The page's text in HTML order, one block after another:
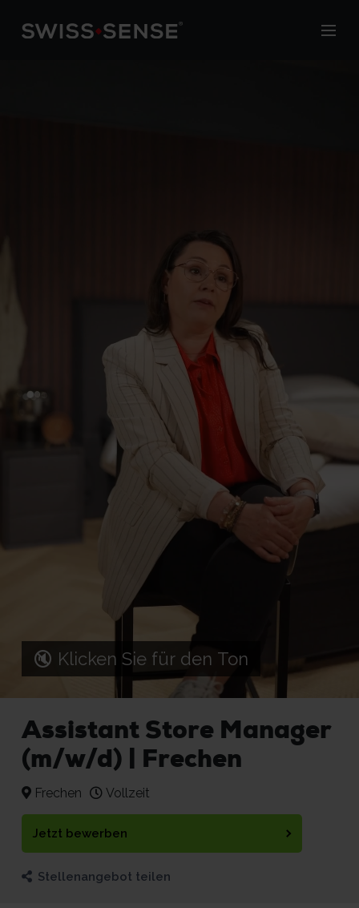
🔇 Klicken Sie für den Ton
Assistant Store Manager
(m/w/d) | Frechen
Frechen Vollzeit
Jetzt bewerben
Stellenangebot teilen